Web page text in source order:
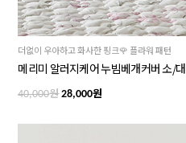
더없이 우아하고 화사한 핑크🌹 플라워 패턴
메리미 알러지케어 누빔베개커버 소/대
40,000원28,000원